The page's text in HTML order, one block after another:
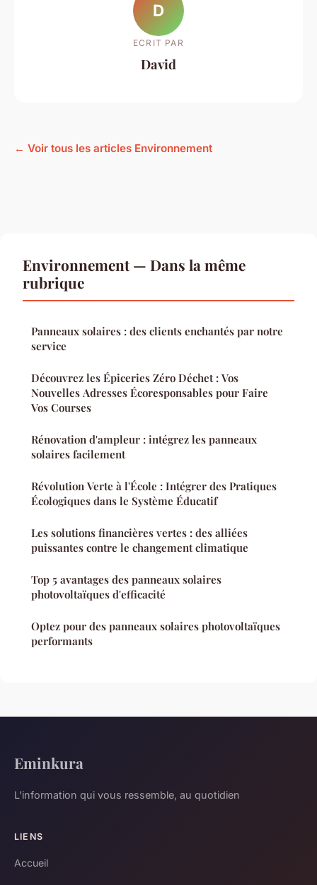
D
ECRIT PAR
David
← Voir tous les articles Environnement
Environnement — Dans la même
rubrique
Panneaux solaires : des clients enchantés par notre
service
Découvrez les Épiceries Zéro Déchet : Vos
Nouvelles Adresses Écoresponsables pour Faire
Vos Courses
Rénovation d'ampleur : intégrez les panneaux
solaires facilement
Révolution Verte à l'École : Intégrer des Pratiques
Écologiques dans le Système Éducatif
Les solutions financières vertes : des alliées
puissantes contre le changement climatique
Top 5 avantages des panneaux solaires
photovoltaïques d'efficacité
Optez pour des panneaux solaires photovoltaïques
performants
Eminkura
L'information qui vous ressemble, au quotidien
LIENS
Accueil